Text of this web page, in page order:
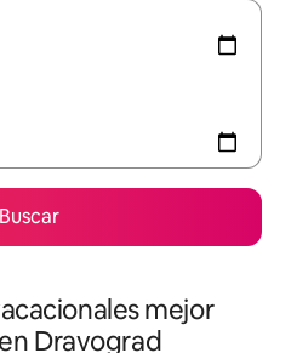
Buscar
mejor
Dravograd